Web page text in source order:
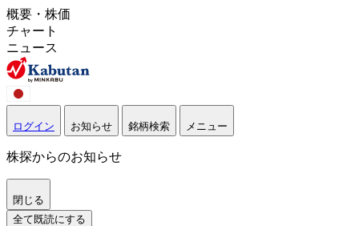
概要・株価
チャート
ニュース
ログイン お知らせ 銘柄検索 メニュー
株探からのお知らせ
閉じる
全て既読にする